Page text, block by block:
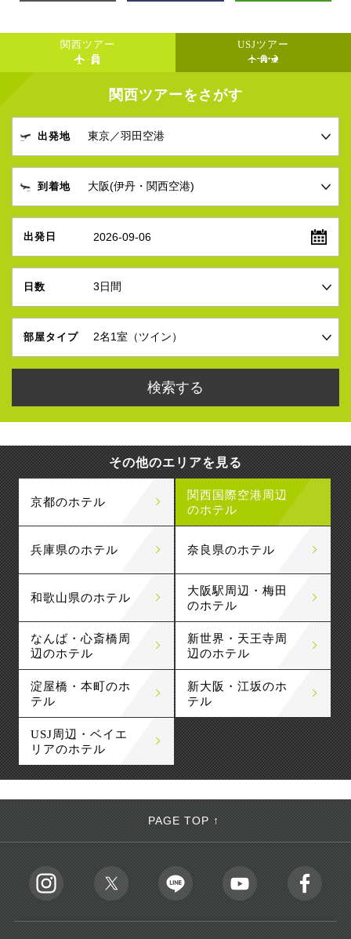
関西ツアー USJツアー
関西ツアーをさがす
出発地
到着地
出発日 2026-09-06
日数
部屋タイプ
その他のエリアを見る
京都のホテル
関西国際空港周辺
のホテル
兵庫県のホテル 奈良県のホテル
和歌山県のホテル
大阪駅周辺・梅田
のホテル
なんば・心斎橋周
辺のホテル
新世界・天王寺周
辺のホテル
淀屋橋・本町のホ
テル
新大阪・江坂のホ
テル
USJ周辺・ベイエ
リアのホテル
PAGE TOP ↑